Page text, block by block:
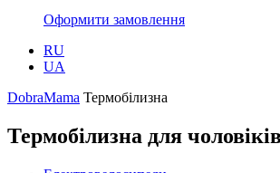
Оформити замовлення
RU
UA
DobraMama Термобілизна
Термобілизна для